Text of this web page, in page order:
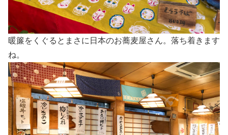
暖簾をくぐるとまさに日本のお蕎麦屋さん。落ち着きます
ね。